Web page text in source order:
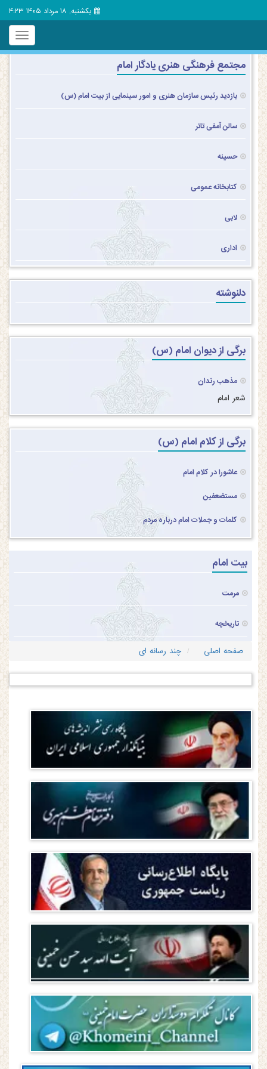
یکشنبه, 18 مرداد 1405 4:23
Toggle
مجتمع فرهنگی هنری یادگار امام
بازدید رئیس سازمان هنری و امور سینمایی از بیت امام (س)
سالن آمفی تاتر
حسینه
کتابخانه عمومی
لابی
اداری
دلنوشته
برگی از دیوان امام (س)
مذهب رندان
شعر امام
برگی از کلام امام (س)
عاشورا در کلام امام
مستضعفین
کلمات و جملات امام درباره مردم
بیت امام
مرمت
تاریخچه
صفحه اصلی چند رسانه ای